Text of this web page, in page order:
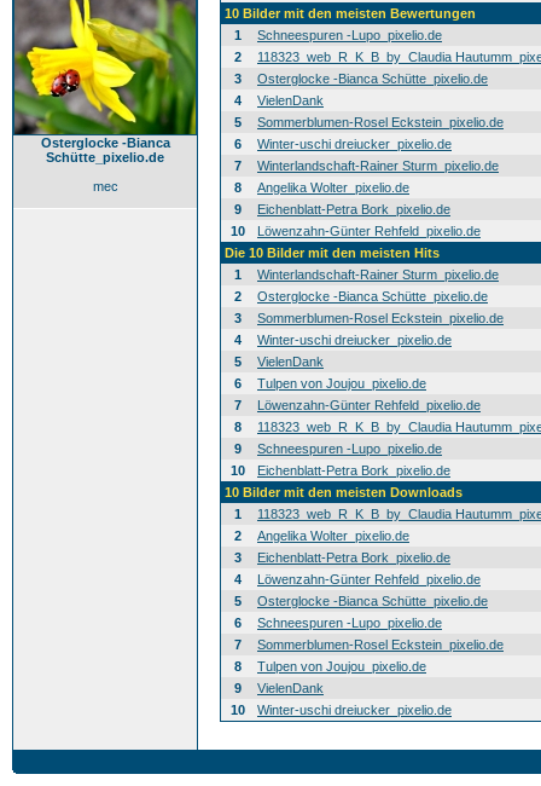
Osterglocke -Bianca
Schütte_pixelio.de
mec
10 Bilder mit den meisten Bewertungen
1
Schneespuren -Lupo_pixelio.de
2
118323_web_R_K_B_by_Claudia
3
Osterglocke -Bianca Schütte_pixelio.de
4
VielenDank
5
Sommerblumen-Rosel Eckstein_pixelio.de
6
Winter-uschi dreiucker_pixelio.de
7
Winterlandschaft-Rainer Sturm_pixelio.de
8
Angelika Wolter_pixelio.de
9
Eichenblatt-Petra Bork_pixelio.de
10
Löwenzahn-Günter Rehfeld_pixelio.de
Die 10 Bilder mit den meisten Hits
1
Winterlandschaft-Rainer Sturm_pixelio.de
2
Osterglocke -Bianca Schütte_pixelio.de
3
Sommerblumen-Rosel Eckstein_pixelio.de
4
Winter-uschi dreiucker_pixelio.de
5
VielenDank
6
Tulpen von Joujou_pixelio.de
7
Löwenzahn-Günter Rehfeld_pixelio.de
8
118323_web_R_K_B_by_Claudia
9
Schneespuren -Lupo_pixelio.de
10
Eichenblatt-Petra Bork_pixelio.de
10 Bilder mit den meisten Downloads
1
118323_web_R_K_B_by_Claudia
2
Angelika Wolter_pixelio.de
3
Eichenblatt-Petra Bork_pixelio.de
4
Löwenzahn-Günter Rehfeld_pixelio.de
5
Osterglocke -Bianca Schütte_pixelio.de
6
Schneespuren -Lupo_pixelio.de
7
Sommerblumen-Rosel Eckstein_pixelio.de
8
Tulpen von Joujou_pixelio.de
9
VielenDank
10
Winter-uschi dreiucker_pixelio.de